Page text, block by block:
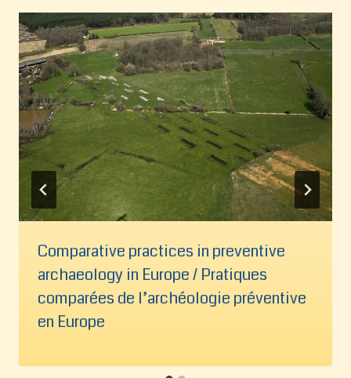
Comparative practices in preventive
archaeology in Europe / Pratiques
comparées de l’archéologie préventive
en Europe